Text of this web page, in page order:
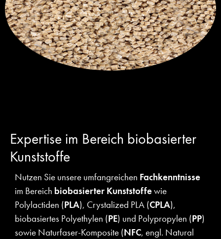
Expertise im Bereich biobasierter
Kunststoffe
Nutzen Sie unsere umfangreichen Fachkenntnisse
im Bereich biobasierter Kunststoffewie
Polylactiden (PLA), Crystalized PLA (CPLA),
biobasiertes Polyethylen (PE) und Polypropylen (PP)
sowie Naturfaser-Komposite (NFC, engl. Natural